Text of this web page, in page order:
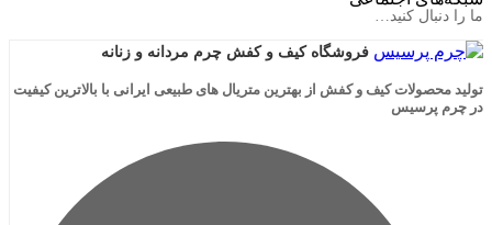
کنید…
فروشگاه کیف و کفش چرم مردانه و زنانه
کیف و کفش از بهترین متریال های طبیعی ایرانی با بالاترین کیفیت